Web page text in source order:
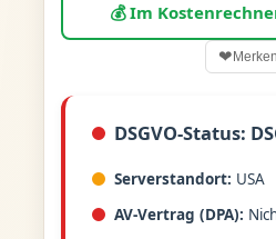
💰 Im
❤Merken
DSGVO-Status:
Serverstandort: USA
AV-Vertrag (DPA):